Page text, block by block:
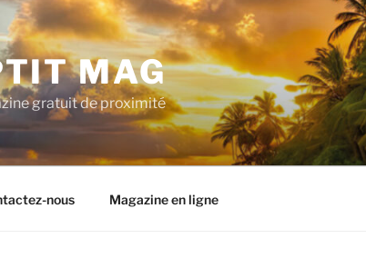
MAG
gratuit de proximité
nous Magazine en ligne